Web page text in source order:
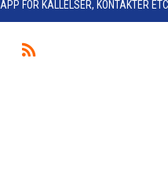
APP FÖR KALLELSER, KONTAKTER ETC